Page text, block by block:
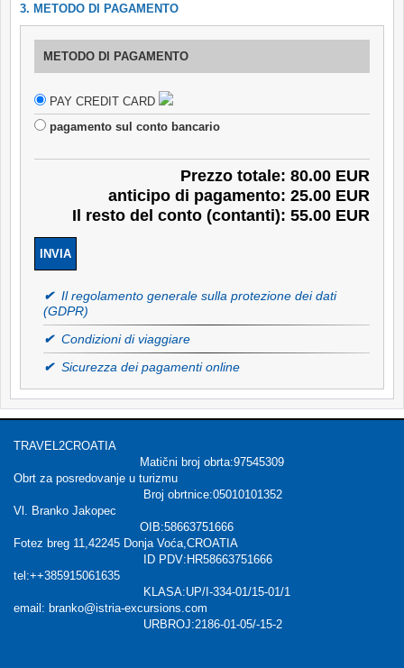
3. METODO DI PAGAMENTO
METODO DI PAGAMENTO
PAY CREDIT CARD
pagamento sul conto bancario
Prezzo totale: 80.00 EUR
anticipo di pagamento: 25.00 EUR
Il resto del conto (contanti): 55.00 EUR
✔ Il regolamento generale sulla protezione dei dati
(GDPR)
✔ Condizioni di viaggiare
✔ Sicurezza dei pagamenti online
TRAVEL2CROATIA
Matični broj obrta:97545309
Obrt za posredovanje u turizmu
Broj obrtnice:05010101352
Vl. Branko Jakopec
OIB:58663751666
Fotez breg 11,42245 Donja Voća,CROATIA
ID PDV:HR58663751666
tel:++385915061635
KLASA:UP/I-334-01/15-01/1
email: branko@istria-excursions.com
URBROJ:2186-01-05/-15-2